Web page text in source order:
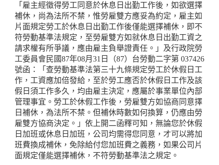
「雇主經徵得勞工同意於休息日出勤工作後，如欲選擇
補休，尚為法所不禁，惟勞雇雙方應妥為約定，雇主如
片面規定勞工於休息日出勤工作後僅能選擇補休，即不
符勞動基準法規定，至勞雇雙方如就休息日出勤工資之
請求權有所爭議，應由雇主負舉證責任。」及行政院勞
工委員會民國87年08月31日（87）台勞動二字第 037426
號函：「查勞動基準法第三十九條規定勞工於休假日工
作，工資應加倍發給，至於勞工應否於休假日工作及該
假日須工作多久，均由雇主決定，應屬於事業單位內部
管理事宜。勞工於休假工作後，勞雇雙方如協商同意擇
日補休，為法所不禁。但補休時數如何換算，仍應由勞
雇雙方協商決定。」依上開二函釋可知，無論您於休假
日加班或休息日加班，公司均需得您同意，才可以將加
班費換成補休，免除給付您加班費之義務，如果公司片
面規定僅能選擇補休，不符勞動基準法之規定。